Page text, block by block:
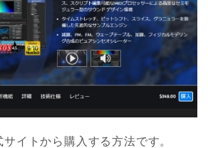
イトから購入する方法です。